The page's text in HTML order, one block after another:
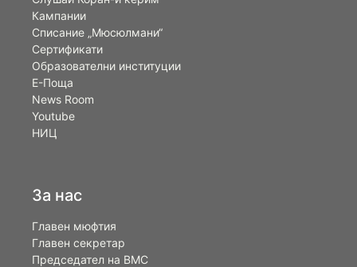
Кампании
Списание „Мюсюлмани“
Сертификати
Образователни институции
Е-Поща
News Room
Youtube
НИЦ
За нас
Главен мюфтия
Главен секретар
Председател на ВМС